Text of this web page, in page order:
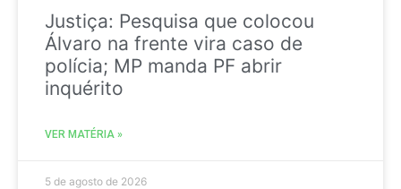
Justiça: Pesquisa que colocou
Álvaro na frente vira caso de
polícia; MP manda PF abrir
inquérito
VER MATÉRIA »
5 de agosto de 2026